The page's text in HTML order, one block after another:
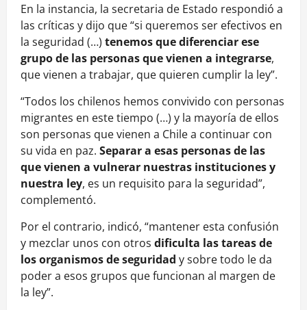
En la instancia, la secretaria de Estado respondió a
las críticas y dijo que “si queremos ser efectivos en
la seguridad (…) tenemos que diferenciar ese
grupo de las personas que vienen a integrarse,
que vienen a trabajar, que quieren cumplir la ley”.
“Todos los chilenos hemos convivido con personas
migrantes en este tiempo (…) y la mayoría de ellos
son personas que vienen a Chile a continuar con
su vida en paz. Separar a esas personas de las
que vienen a vulnerar nuestras instituciones y
nuestra ley, es un requisito para la seguridad”,
complementó.
Por el contrario, indicó, “mantener esta confusión
y mezclar unos con otros dificulta las tareas de
los organismos de seguridad y sobre todo le da
poder a esos grupos que funcionan al margen de
la ley”.